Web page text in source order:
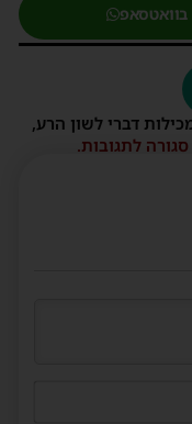
דברי לשון הרע,
לתגובות.